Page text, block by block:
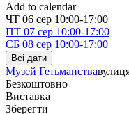
Add to calendar
ЧТ 06 сер 10:00-17:00
ПТ 07 сер 10:00-17:00
СБ 08 сер 10:00-17:00
Всі дати
Музей Гетьманства
Безкоштовно
Виставка
Зберегти